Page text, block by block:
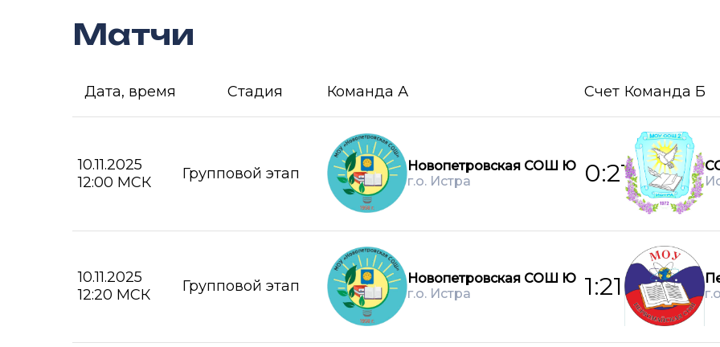
Матчи
Дата, время Стадия Команда А Счет Команда Б
10.11.2025
12:00 МСК
Групповой этап
Новопетровская СОШ Ю
г.о. Истра
0:21
10.11.2025
12:20 МСК
Групповой этап
Новопетровская СОШ Ю
г.о. Истра
1:21